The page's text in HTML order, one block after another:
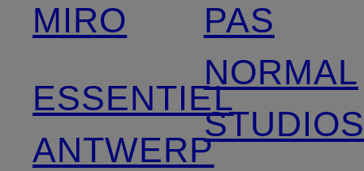
MIRO
ESSENTIEL
ANTWERP
PAS
NORMAL